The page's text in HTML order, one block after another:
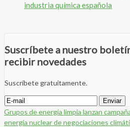
industria química española
Suscríbete a nuestro
recibir novedades
Suscríbete gratuitamente.
Grupos de energía limpia lanzan
energía nuclear de negociaciones